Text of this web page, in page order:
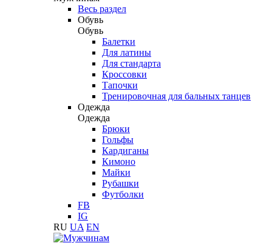
Весь раздел
Обувь
Обувь
Балетки
Для латины
Для стандарта
Кроссовки
Тапочки
Тренировочная для бальных танцев
Одежда
Одежда
Брюки
Гольфы
Кардиганы
Кимоно
Майки
Рубашки
Футболки
FB
IG
RU UA EN